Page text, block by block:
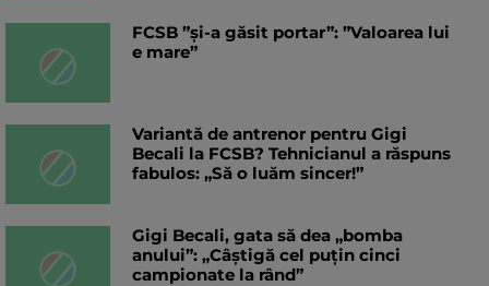
FCSB ”și-a găsit portar”: ”Valoarea lui
e mare”
Variantă de antrenor pentru Gigi
Becali la FCSB? Tehnicianul a răspuns
fabulos: „Să o luăm sincer!”
Gigi Becali, gata să dea „bomba
anului”: „Câștigă cel puțin cinci
campionate la rând”